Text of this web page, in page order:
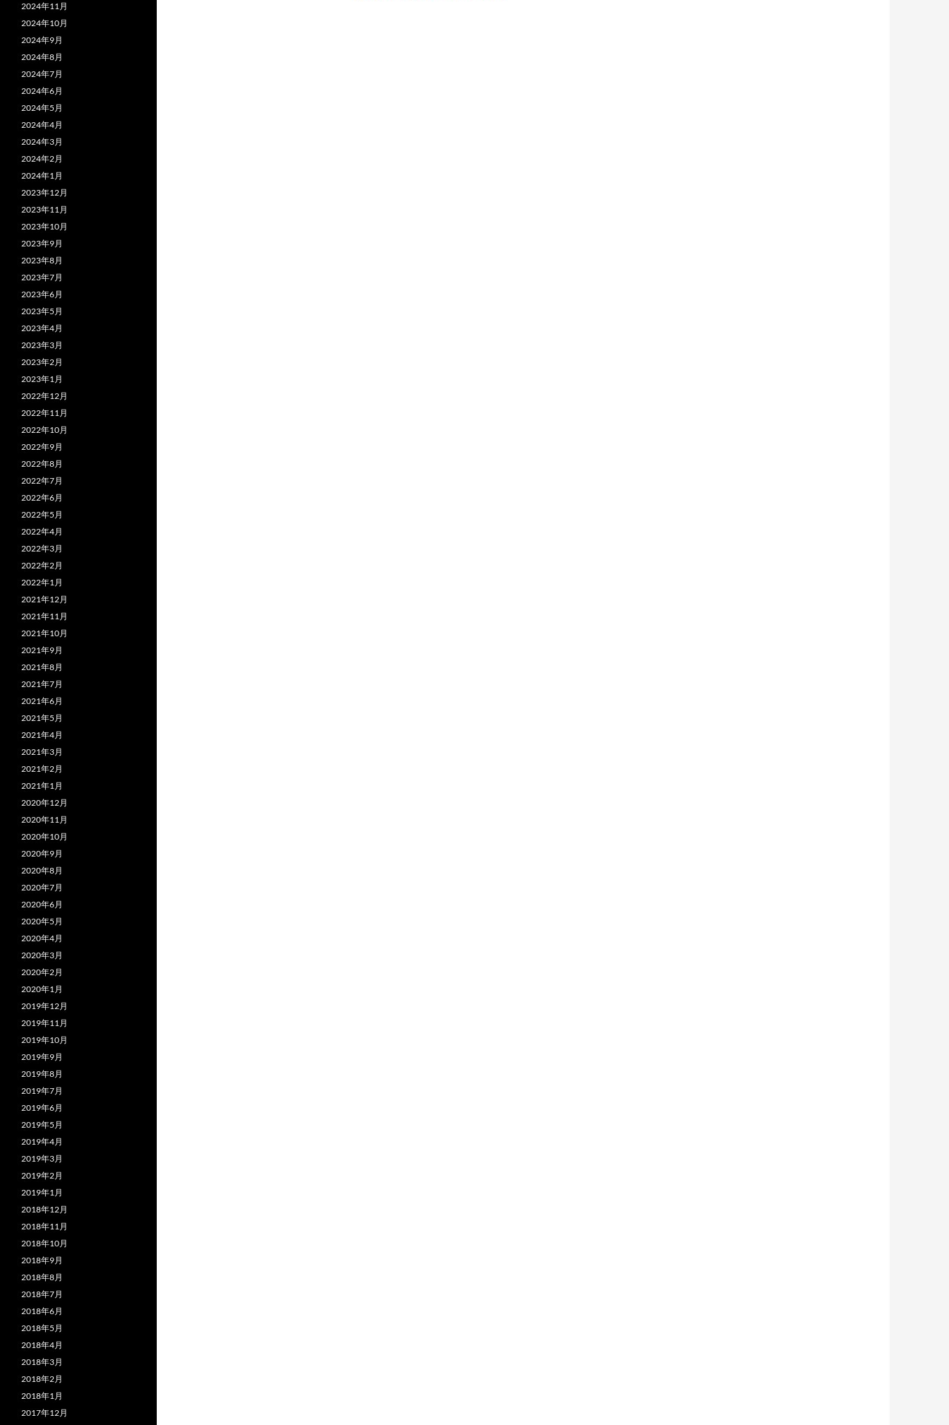
2024年11月
2024年10月
2024年9月
2024年8月
2024年7月
2024年6月
2024年5月
2024年4月
2024年3月
2024年2月
2024年1月
2023年12月
2023年11月
2023年10月
2023年9月
2023年8月
2023年7月
2023年6月
2023年5月
2023年4月
2023年3月
2023年2月
2023年1月
2022年12月
2022年11月
2022年10月
2022年9月
2022年8月
2022年7月
2022年6月
2022年5月
2022年4月
2022年3月
2022年2月
2022年1月
2021年12月
2021年11月
2021年10月
2021年9月
2021年8月
2021年7月
2021年6月
2021年5月
2021年4月
2021年3月
2021年2月
2021年1月
2020年12月
2020年11月
2020年10月
2020年9月
2020年8月
2020年7月
2020年6月
2020年5月
2020年4月
2020年3月
2020年2月
2020年1月
2019年12月
2019年11月
2019年10月
2019年9月
2019年8月
2019年7月
2019年6月
2019年5月
2019年4月
2019年3月
2019年2月
2019年1月
2018年12月
2018年11月
2018年10月
2018年9月
2018年8月
2018年7月
2018年6月
2018年5月
2018年4月
2018年3月
2018年2月
2018年1月
2017年12月